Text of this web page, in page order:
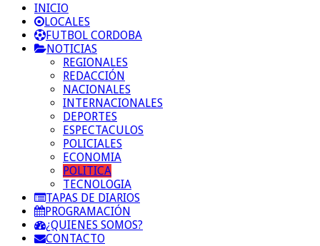
INICIO
LOCALES
FUTBOL CORDOBA
NOTICIAS
REGIONALES
REDACCIÓN
NACIONALES
INTERNACIONALES
DEPORTES
ESPECTACULOS
POLICIALES
ECONOMIA
POLITICA
TECNOLOGIA
TAPAS DE DIARIOS
PROGRAMACIÓN
¿QUIENES SOMOS?
CONTACTO